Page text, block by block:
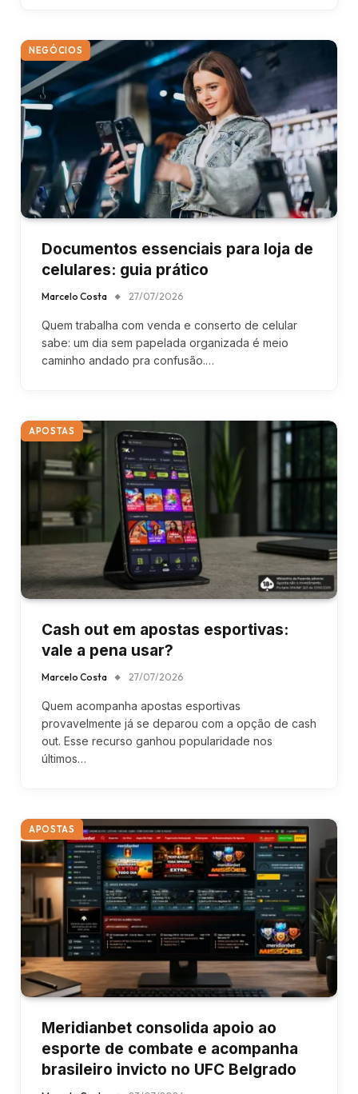
NEGÓCIOS
Documentos essenciais para loja de
celulares: guia prático
Marcelo Costa 27/07/2026
Quem trabalha com venda e conserto de celular
sabe: um dia sem papelada organizada é meio
caminho andado pra confusão.…
APOSTAS
Cash out em apostas esportivas:
vale a pena usar?
Marcelo Costa 27/07/2026
Quem acompanha apostas esportivas
provavelmente já se deparou com a opção de cash
out. Esse recurso ganhou popularidade nos
últimos…
APOSTAS
Meridianbet consolida apoio ao
esporte de combate e acompanha
brasileiro invicto no UFC Belgrado